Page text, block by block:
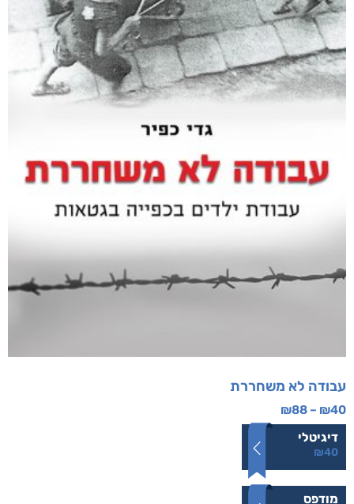
עבודה לא משחררת
₪40
–
₪88
דיגיטלי
₪40
מודפס